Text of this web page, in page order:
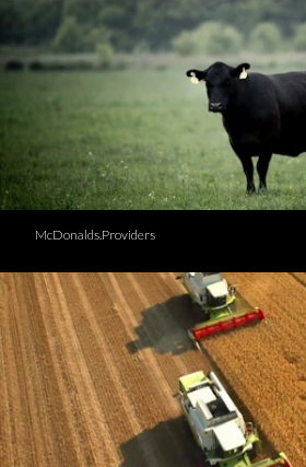
McDonalds.Providers